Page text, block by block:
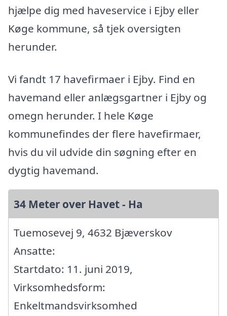
hjælpe dig med haveservice i Ejby eller
Køge kommune, så tjek oversigten
herunder.
Vi fandt 17 havefirmaer i Ejby. Find en
havemand eller anlægsgartner i Ejby og
omegn herunder. I hele Køge
kommunefindes der flere havefirmaer,
hvis du vil udvide din søgning efter en
dygtig havemand.
34 Meter over Havet - Ha
Tuemosevej 9, 4632 Bjæverskov
Ansatte:
Startdato: 11. juni 2019,
Virksomhedsform:
Enkeltmandsvirksomhed